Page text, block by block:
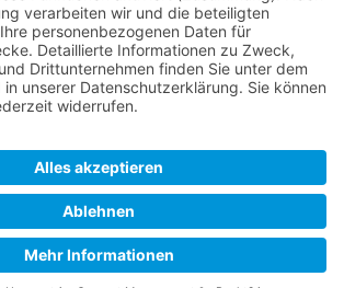
Vorlage:NavigationMOBManöver
(Quelltext anzeigen)
Vorlage:NavigationSeemannschaft
(Quelltext anzeigen